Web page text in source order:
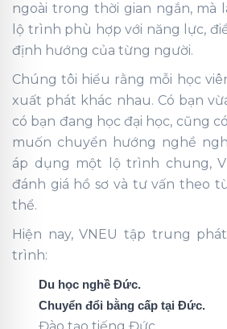
ngoài trong thời gian ngắn, mà
lộ trình phù hợp với năng lực,
định hướng của từng người.
Chúng tôi hiểu rằng mỗi học
xuất phát khác nhau. Có bạn
có bạn đang học đại học, cũng
muốn chuyển hướng nghề
áp dụng một lộ trình chung,
đánh giá hồ sơ và tư vấn theo
thể.
Hiện nay, VNEU tập trung
trình:
Du học nghề Đức.
Chuyển đổi bằng cấp tại Đức.